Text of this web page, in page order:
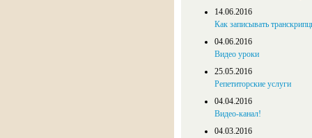
14.06.2016
Как записывать
04.06.2016
Видео уроки
25.05.2016
Репетиторские услуги
04.04.2016
Видео-канал!
04.03.2016